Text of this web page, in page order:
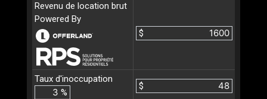
Revenu de location brut
Powered By
$
Taux d'inoccupation
%
$